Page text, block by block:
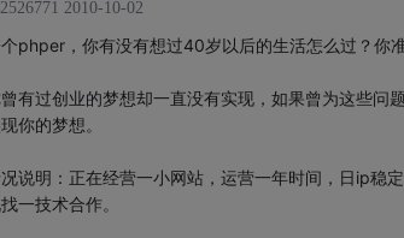
2010-10-02
phper，你有没有想过40岁以后的生活怎么过？你
有过创业的梦想却一直没有实现，如果曾为这些问
你的梦想。
说明：正在经营一小网站，运营一年时间，日ip稳
一技术合作。